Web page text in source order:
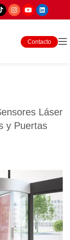
Contacto
Láser
y Puertas